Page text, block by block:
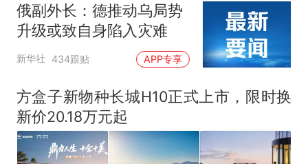
俄副外长：德推动乌局势
升级或致自身陷入灾难
新华社 434跟贴 APP专享
方盒子新物种长城H10正式上市，限时换
新价20.18万元起